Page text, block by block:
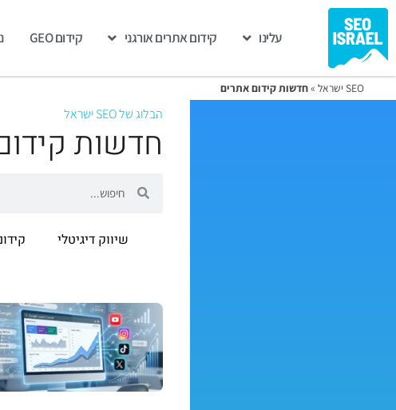
עלינו קידום אתרים אורגני קידום GEO
SEO ישראל »חדשות קידום אתרים
הבלוג של SEO ישראל
חדשות
שיווק דיגיטלי